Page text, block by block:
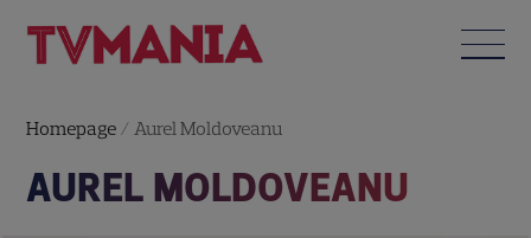
Homepage / Aurel Moldoveanu
AUREL MOLDOVEANU